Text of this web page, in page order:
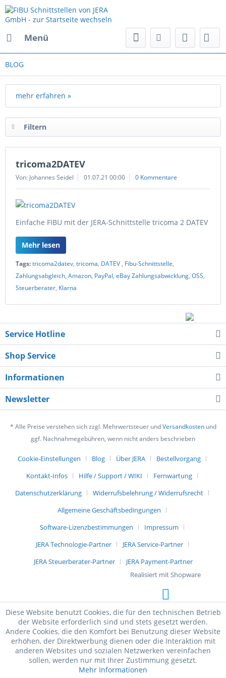
Menü
BLOG
mehr erfahren »
Filtern
tricoma2DATEV
Von: Johannes Seidel 01.07.21 00:00 0 Kommentare
Einfache FIBU mit der JERA-Schnittstelle tricoma 2 DATEV
Mehr lesen
Tags:tricoma2datev, tricoma, DATEV , Fibu-Schnittstelle,
Zahlungsabgleich, Amazon, PayPal, eBay Zahlungsabwicklung, OSS,
Steuerberater, Klarna
Service Hotline
Shop Service
Informationen
Newsletter
* Alle Preise verstehen sich zzgl. Mehrwertsteuer undVersandkostenund
ggf. Nachnahmegebühren, wenn nicht anders beschrieben
Cookie-Einstellungen Blog Über JERA
Bestellvorgang
Kontakt-Infos
Hilfe / Support / WIKI
Fernwartung
Datenschutzerklärung
Widerrufsbelehrung / Widerrufsrecht
Allgemeine Geschäftsbedingungen
Software-Lizenzbestimmungen
Impressum
JERA Technologie-Partner
JERA Service-Partner
JERA Steuerberater-Partner
JERA Payment-Partner
Realisiert mit Shopware
Diese Website benutzt Cookies, die für den technischen Betrieb
der Website erforderlich sind und stets gesetzt werden.
Andere Cookies, die den Komfort bei Benutzung dieser Website
erhöhen, der Direktwerbung dienen oder die Interaktion mit
anderen Websites und sozialen Netzwerken vereinfachen
sollen, werden nur mit Ihrer Zustimmung gesetzt.
Mehr Informationen